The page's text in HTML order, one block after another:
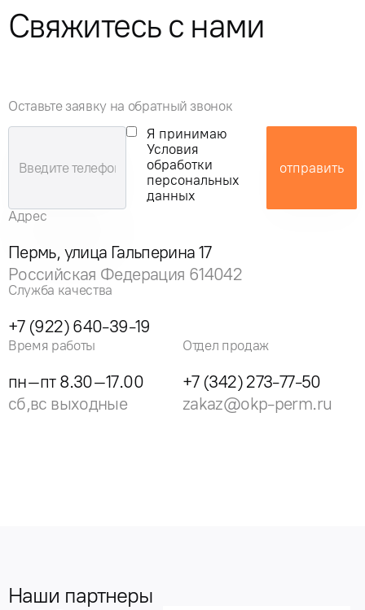
Свяжитесь с нами
Оставьте заявку на обратный звонок
Я принимаю
Условия
обработки
персональных
данных
отправить
Адрес
Пермь, улица Гальперина 17
Российская Федерация 614042
Служба качества
+7 (922) 640-39-19
Время работы
пн–пт 8.30–17.00
сб,вс выходные
Отдел продаж
+7 (342) 273-77-50
zakaz@okp-perm.ru
Наши партнеры